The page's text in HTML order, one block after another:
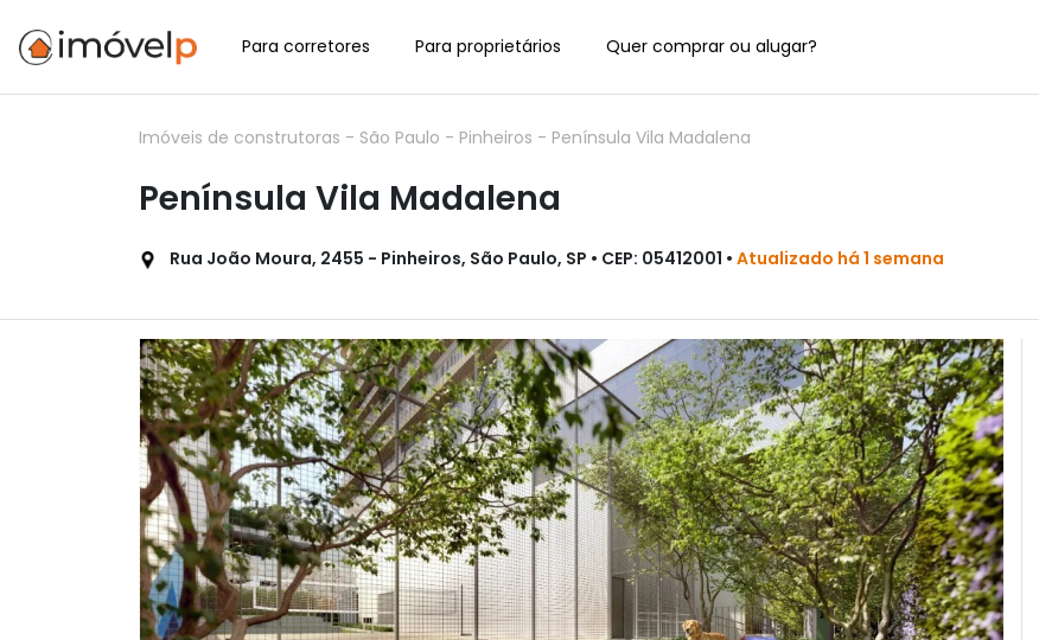
Para corretores Para proprietários Quer comprar ou alugar?
Imóveis de construtoras - São Paulo - Pinheiros - Península Vila Madalena
Península Vila Madalena
Rua João Moura, 2455 - Pinheiros, São Paulo, SP • CEP: 05412001 • Atualizado há 1 semana